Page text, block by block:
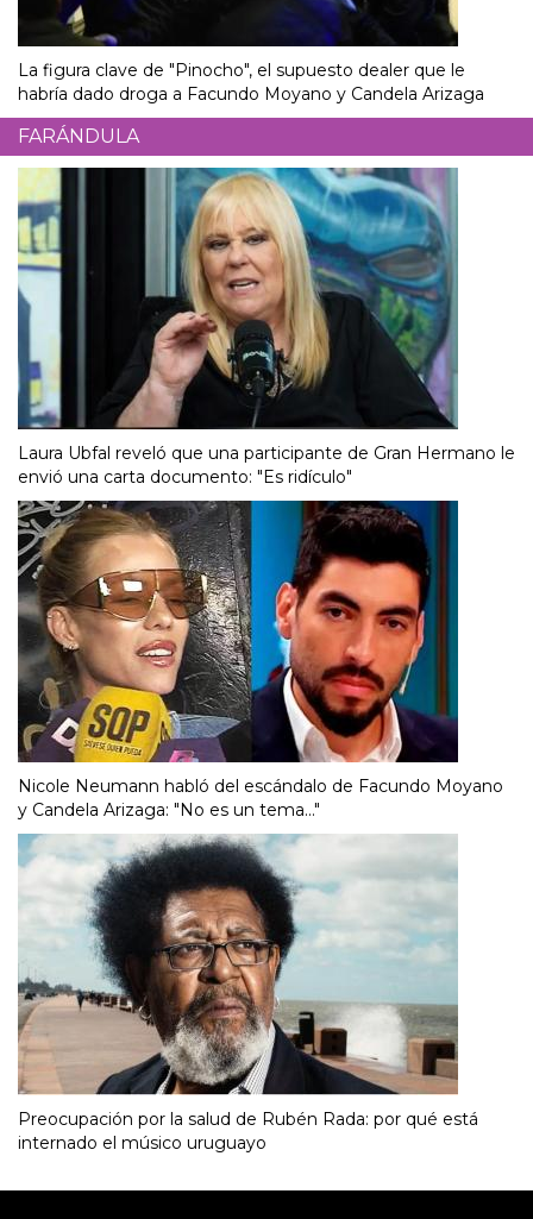
La figura clave de "Pinocho", el supuesto dealer que le
habría dado droga a Facundo Moyano y Candela Arizaga
FARÁNDULA
Laura Ubfal reveló que una participante de Gran Hermano le
envió una carta documento: "Es ridículo"
Nicole Neumann habló del escándalo de Facundo Moyano
y Candela Arizaga: "No es un tema..."
Preocupación por la salud de Rubén Rada: por qué está
internado el músico uruguayo